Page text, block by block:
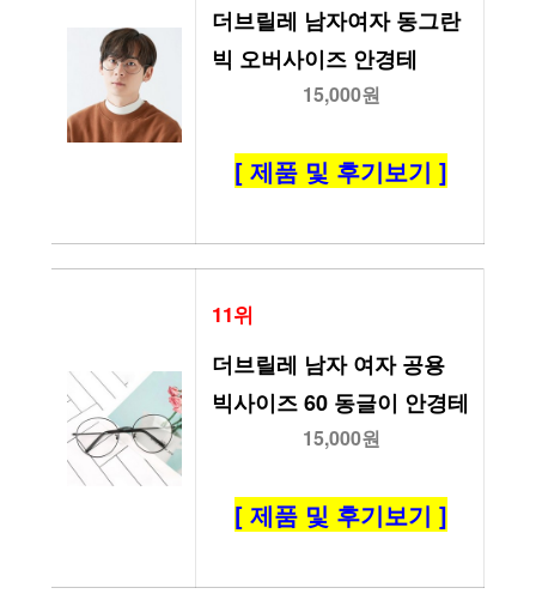
더브릴레 남자여자 동그란
빅 오버사이즈 안경테
15,000원
[ 제품 및 후기보기 ]
11위
더브릴레 남자 여자 공용
빅사이즈 60 동글이 안경테
15,000원
[ 제품 및 후기보기 ]